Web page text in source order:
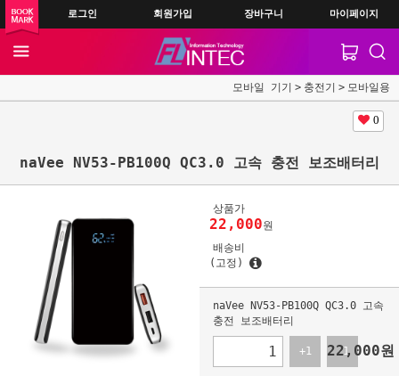
로그인 회원가입 장바구니 마이페이지
모바일 기기 충전기 모바일용
0
naVee NV53-PB100Q QC3.0 고속 충전 보조배터리
상품가
22,000원
배송비
(고정)
naVee NV53-PB100Q QC3.0 고속
충전 보조배터리
+1 -1
22,000원